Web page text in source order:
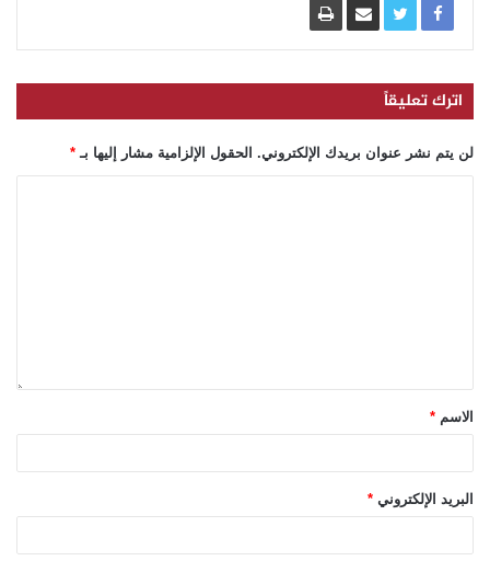
اترك تعليقاً
لن يتم نشر عنوان بريدك الإلكتروني. الحقول الإلزامية مشار إليها بـ *
الاسم *
البريد الإلكتروني *